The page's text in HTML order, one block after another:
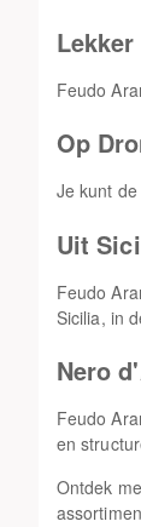
Feudo
Op
Je kunt
Uit
Feudo
Sicilia, in
Nero
Feudo
en
Ontdek